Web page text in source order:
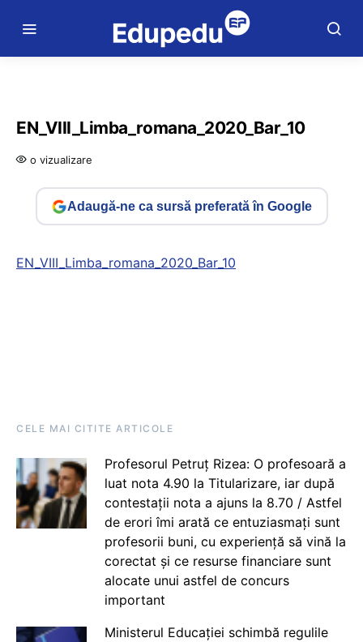
EN_VIII_Limba_romana_2020_Bar_10
o vizualizare
Adaugă-ne ca sursă preferată în Google
EN_VIII_Limba_romana_2020_Bar_10
CELE MAI CITITE ARTICOLE
Profesorul Petruț Rizea: O profesoară a
luat nota 4.90 la Titularizare, iar după
contestații nota a ajuns la 8.70 / Astfel
de erori îmi arată ce entuziasmați sunt
profesorii buni, cu experiență să vină la
corectat și ce resurse financiare sunt
alocate unui astfel de concurs
important
Ministerul Educației schimbă regulile